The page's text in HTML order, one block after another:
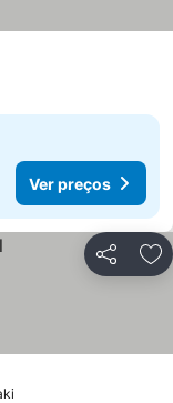
Ver preços
Partilhar